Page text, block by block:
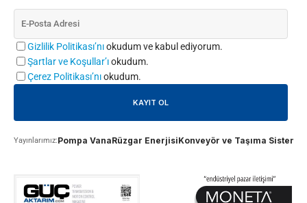
Gizlilik Politikası’nıokudum ve kabul ediyorum.
Şartlar ve Koşullar’ıokudum.
Çerez Politikası’nıokudum.
Yayınlarımız:Pompa VanaRüzgar EnerjisiKonveyör ve Taşıma